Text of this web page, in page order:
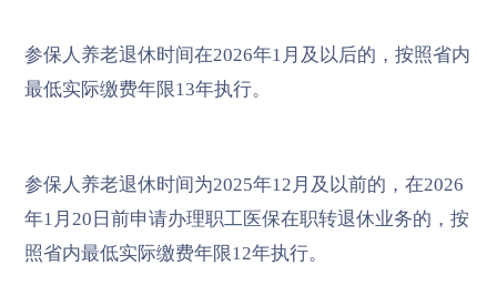
参保人养老退休时间在2026年1月及以后的，按照省内
最低实际缴费年限13年执行。
参保人养老退休时间为2025年12月及以前的，在2026
年1月20日前申请办理职工医保在职转退休业务的，按
照省内最低实际缴费年限12年执行。